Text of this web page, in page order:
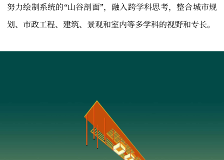
努力绘制系统的“山谷剖面”，融入跨学科思考，整合城市规
划、市政工程、建筑、景观和室内等多学科的视野和专长。